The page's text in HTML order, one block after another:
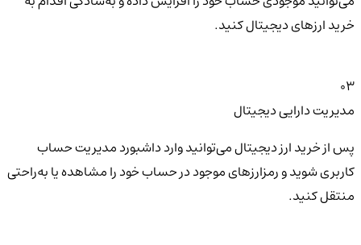
خرید ارزهای دیجیتال کنید.
03
مدیریت دارایی دیجیتال
پس از خرید ارز دیجیتال می‌توانید وارد داشبورد مدیریت حساب
کاربری شوید و رمزارزهای موجود در حساب خود را مشاهده یا به‌راحتی
منتقل کنید.